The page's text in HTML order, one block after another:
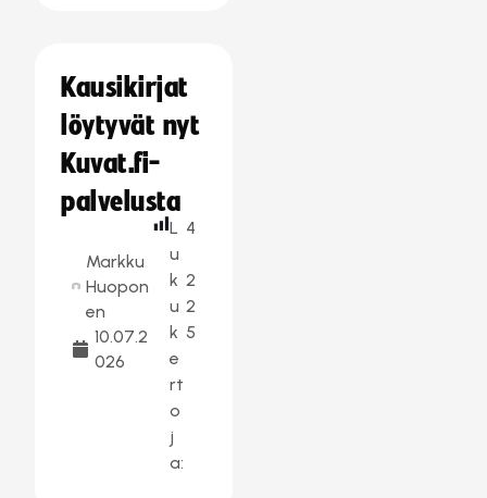
Kausikirjat
löytyvät nyt
Kuvat.fi-
palvelusta
Markku
Huopon
en
10.07.2
026
L
u
k
u
k
e
rt
o
j
a:
4
2
2
5